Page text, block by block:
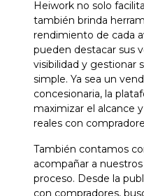
Heiwork no solo
también brinda
rendimiento de cada
pueden destacar sus
visibilidad y gestionar
simple. Ya sea un
concesionaria, la
maximizar el alcance
reales con
También contamos
acompañar a
proceso. Desde la
con compradores,